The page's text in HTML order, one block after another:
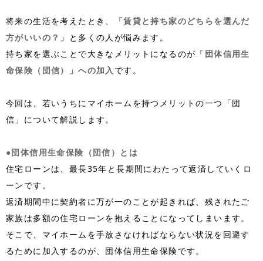
将来の生活を考えたとき、
「賃貸と持ち家のどちらを選んだ
方がいいの？」 と多くの人が悩みます。
持ち家を選ぶことで大きなメリットになるのが 「団体信用生
命保険（団信）」への加入 です。
今回は、若いうちにマイホームを持つメリットの一つ「団
信」について解説します。
●団体信用生命保険（団信）とは
住宅ローンは、最長35年と長期間にわたって返済していくロ
ーンです。
返済期間中に契約者に万が一のことが起きれば、残されたご
家族は多額の住宅ローンを抱えることになってしまいます。
そこで、マイホームを手放さなければならない状況を回避す
るために加入するのが、団体信用生命保険です。